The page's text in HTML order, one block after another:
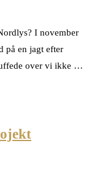
I november
på en jagt efter
over vi ikke …